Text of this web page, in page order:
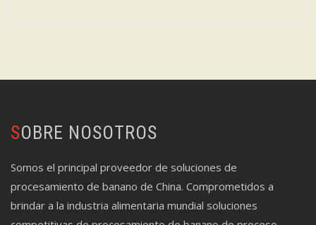
SOBRE NOSOTROS
Somos el principal proveedor de soluciones de
procesamiento de banano de China. Comprometidos a
brindar a la industria alimentaria mundial soluciones